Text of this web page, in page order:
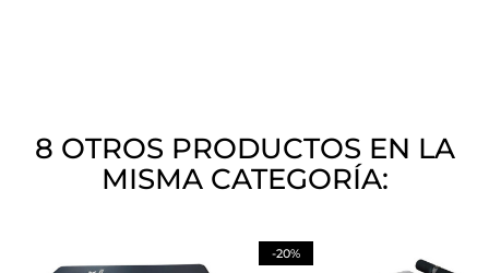
8 OTROS PRODUCTOS EN LA
MISMA CATEGORÍA:
-20%